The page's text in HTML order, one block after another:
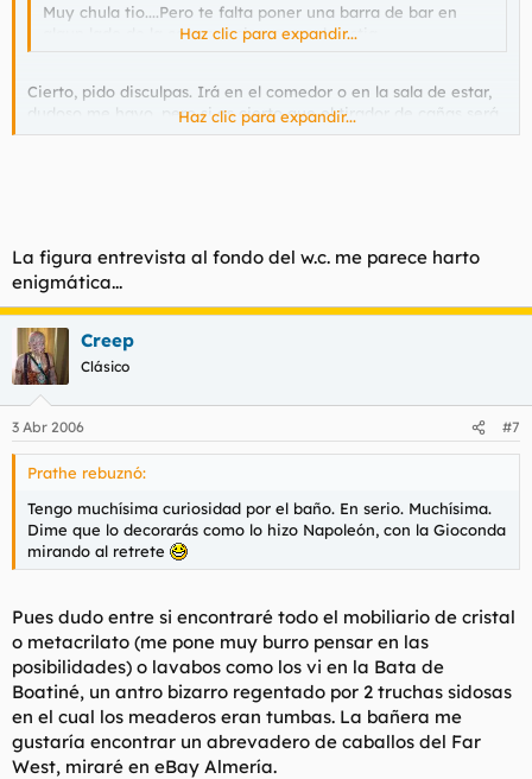
Muy chula tio....Pero te falta poner una barra de bar en
algun lado de la casa,eso si que sera la ostia.
Haz clic para expandir...
Cierto, pido disculpas. Irá en el comedor o en la sala de estar,
dudoso me hayo, pero si es cierto que el tirador de cañas será
en bronce haciendo la fidura de un jamón de pata negra, solo
inofensiva y en un doble techo pondré un polipasto o una cruz,
ya veremos.
Haz clic para expandir...
La figura entrevista al fondo del w.c. me parece harto
enigmática...
Creep
Clásico
3 Abr 2006 #7
Prathe rebuznó:
Tengo muchísima curiosidad por el baño. En serio. Muchísima.
Dime que lo decorarás como lo hizo Napoleón, con la Gioconda
mirando al retrete
Pues dudo entre si encontraré todo el mobiliario de cristal
o metacrilato (me pone muy burro pensar en las
posibilidades) o lavabos como los vi en la Bata de
Boatiné, un antro bizarro regentado por 2 truchas sidosas
en el cual los meaderos eran tumbas. La bañera me
gustaría encontrar un abrevadero de caballos del Far
West, miraré en eBay Almería.